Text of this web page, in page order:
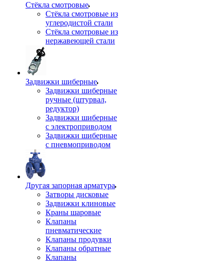
Стёкла смотровые
Стёкла смотровые из
углеродистой стали
Стёкла смотровые из
нержавеющей стали
Задвижки шиберные
Задвижки шиберные
ручные (штурвал,
редуктор)
Задвижки шиберные
с электроприводом
Задвижки шиберные
с пневмоприводом
Другая запорная арматура
Затворы дисковые
Задвижки клиновые
Краны шаровые
Клапаны
пневматические
Клапаны продувки
Клапаны обратные
Клапаны